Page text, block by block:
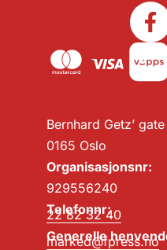
Bernhard Getz’
0165 Oslo
Organisasjonsnr:
929556240
Telefonnr:
22 82 32 40
Generelle
marked@fpress.no